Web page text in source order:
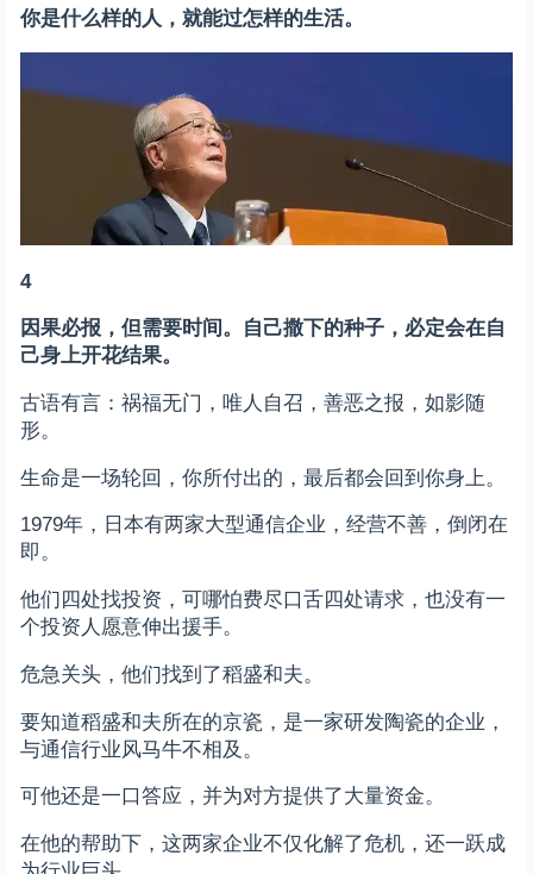
你是什么样的人，就能过怎样的生活。
4
因果必报，但需要时间。自己撒下的种子，必定会在自
己身上开花结果。
古语有言：祸福无门，唯人自召，善恶之报，如影随
形。
生命是一场轮回，你所付出的，最后都会回到你身上。
1979年，日本有两家大型通信企业，经营不善，倒闭在
即。
他们四处找投资，可哪怕费尽口舌四处请求，也没有一
个投资人愿意伸出援手。
危急关头，他们找到了稻盛和夫。
要知道稻盛和夫所在的京瓷，是一家研发陶瓷的企业，
与通信行业风马牛不相及。
可他还是一口答应，并为对方提供了大量资金。
在他的帮助下，这两家企业不仅化解了危机，还一跃成